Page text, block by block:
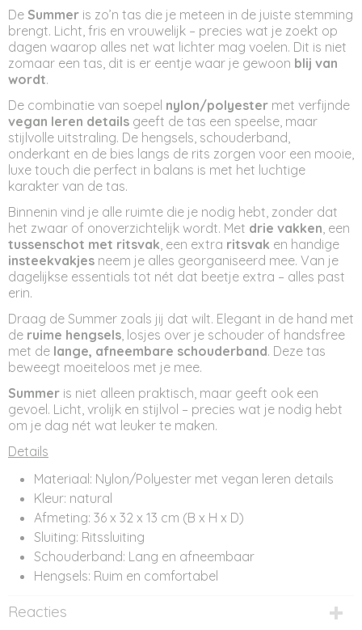
De Summer is zo’n tas die je meteen in de juiste stemming
brengt. Licht, fris en vrouwelijk – precies wat je zoekt op
dagen waarop alles net wat lichter mag voelen. Dit is niet
zomaar een tas, dit is er eentje waar je gewoon blij van
wordt.
De combinatie van soepel nylon/polyester met verfijnde
vegan leren details geeft de tas een speelse, maar
stijlvolle uitstraling. De hengsels, schouderband,
onderkant en de bies langs de rits zorgen voor een mooie,
luxe touch die perfect in balans is met het luchtige
karakter van de tas.
Binnenin vind je alle ruimte die je nodig hebt, zonder dat
het zwaar of onoverzichtelijk wordt. Met drie vakken, een
tussenschot met ritsvak, een extra ritsvak en handige
insteekvakjes neem je alles georganiseerd mee. Van je
dagelijkse essentials tot nét dat beetje extra – alles past
erin.
Draag de Summer zoals jij dat wilt. Elegant in de hand met
de ruime hengsels, losjes over je schouder of handsfree
met de lange, afneembare schouderband. Deze tas
beweegt moeiteloos met je mee.
Summer is niet alleen praktisch, maar geeft ook een
gevoel. Licht, vrolijk en stijlvol – precies wat je nodig hebt
om je dag nét wat leuker te maken.
Details
Materiaal: Nylon/Polyester met vegan leren details
Kleur: natural
Afmeting: 36 x 32 x 13 cm (B x H x D)
Sluiting: Ritssluiting
Schouderband: Lang en afneembaar
Hengsels: Ruim en comfortabel
Reacties